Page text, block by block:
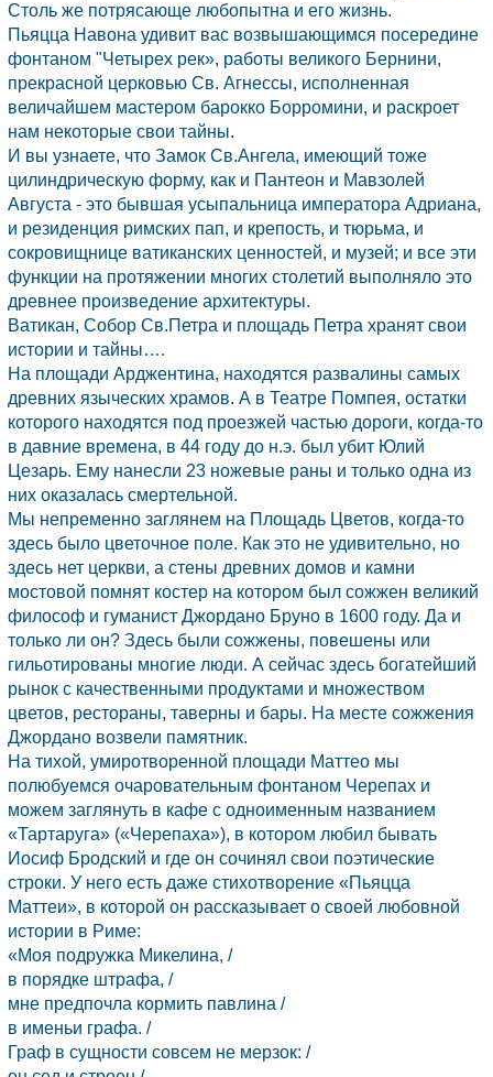
Столь же потрясающе любопытна и его жизнь.
Пьяцца Навона удивит вас возвышающимся посередине
фонтаном "Четырех рек», работы великого Бернини,
прекрасной церковью Св. Агнессы, исполненная
величайшем мастером барокко Борромини, и раскроет
нам некоторые свои тайны.
И вы узнаете, что Замок Св.Ангела, имеющий тоже
цилиндрическую форму, как и Пантеон и Мавзолей
Августа - это бывшая усыпальница императора Адриана,
и резиденция римских пап, и крепость, и тюрьма, и
сокровищнице ватиканских ценностей, и музей; и все эти
функции на протяжении многих столетий выполняло это
древнее произведение архитектуры.
Ватикан, Собор Св.Петра и площадь Петра хранят свои
истории и тайны….
На площади Арджентина, находятся развалины самых
древних языческих храмов. А в Театре Помпея, остатки
которого находятся под проезжей частью дороги, когда-то
в давние времена, в 44 году до н.э. был убит Юлий
Цезарь. Ему нанесли 23 ножевые раны и только одна из
них оказалась смертельной.
Мы непременно заглянем на Площадь Цветов, когда-то
здесь было цветочное поле. Как это не удивительно, но
здесь нет церкви, а стены древних домов и камни
мостовой помнят костер на котором был сожжен великий
философ и гуманист Джордано Бруно в 1600 году. Да и
только ли он? Здесь были сожжены, повешены или
гильотированы многие люди. А сейчас здесь богатейший
рынок с качественными продуктами и множеством
цветов, рестораны, таверны и бары. На месте сожжения
Джордано возвели памятник.
На тихой, умиротворенной площади Маттео мы
полюбуемся очаровательным фонтаном Черепах и
можем заглянуть в кафе с одноименным названием
«Тартаруга» («Черепаха»), в котором любил бывать
Иосиф Бродский и где он сочинял свои поэтические
строки. У него есть даже стихотворение «Пьяцца
Маттеи», в которой он рассказывает о своей любовной
истории в Риме:
«Моя подружка Микелина, /
в порядке штрафа, /
мне предпочла кормить павлина /
в именьи графа. /
Граф в сущности совсем не мерзок: /